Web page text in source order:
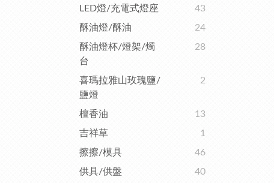
LED燈/充電式燈座
43
酥油燈/酥油
24
酥油燈杯/燈架/燭
台
28
喜瑪拉雅山玫瑰鹽/
鹽燈
2
檀香油
13
吉祥草
1
擦擦/模具
46
供具/供盤
40